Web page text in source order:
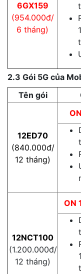
6GX159
(954.000đ/
6 tháng)
2.3 Gói 5G của
Tên gói
12ED70
(840.000đ/
12 tháng)
ON
12NCT100
(1.200.000đ/
12 tháng)
ON